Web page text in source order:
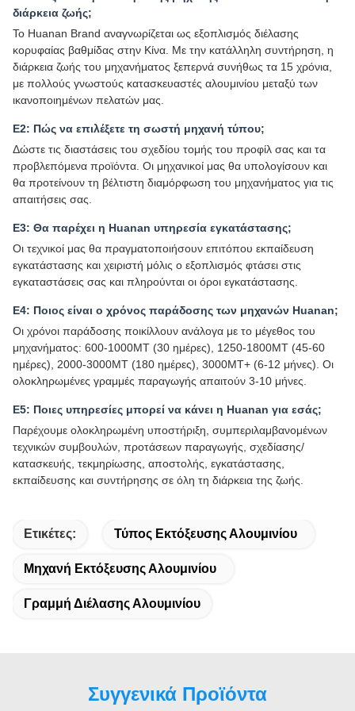
διάρκεια ζωής;
Το Huanan Brand αναγνωρίζεται ως εξοπλισμός διέλασης
κορυφαίας βαθμίδας στην Κίνα. Με την κατάλληλη συντήρηση, η
διάρκεια ζωής του μηχανήματος ξεπερνά συνήθως τα 15 χρόνια,
με πολλούς γνωστούς κατασκευαστές αλουμινίου μεταξύ των
ικανοποιημένων πελατών μας.
Ε2: Πώς να επιλέξετε τη σωστή μηχανή τύπου;
Δώστε τις διαστάσεις του σχεδίου τομής του προφίλ σας και τα
προβλεπόμενα προϊόντα. Οι μηχανικοί μας θα υπολογίσουν και
θα προτείνουν τη βέλτιστη διαμόρφωση του μηχανήματος για τις
απαιτήσεις σας.
Ε3: Θα παρέχει η Huanan υπηρεσία εγκατάστασης;
Οι τεχνικοί μας θα πραγματοποιήσουν επιτόπου εκπαίδευση
εγκατάστασης και χειριστή μόλις ο εξοπλισμός φτάσει στις
εγκαταστάσεις σας και πληρούνται οι όροι εγκατάστασης.
Ε4: Ποιος είναι ο χρόνος παράδοσης των μηχανών Huanan;
Οι χρόνοι παράδοσης ποικίλλουν ανάλογα με το μέγεθος του
μηχανήματος: 600-1000MT (30 ημέρες), 1250-1800MT (45-60
ημέρες), 2000-3000MT (180 ημέρες), 3000MT+ (6-12 μήνες). Οι
ολοκληρωμένες γραμμές παραγωγής απαιτούν 3-10 μήνες.
Ε5: Ποιες υπηρεσίες μπορεί να κάνει η Huanan για εσάς;
Παρέχουμε ολοκληρωμένη υποστήριξη, συμπεριλαμβανομένων
τεχνικών συμβουλών, προτάσεων παραγωγής, σχεδίασης/
κατασκευής, τεκμηρίωσης, αποστολής, εγκατάστασης,
εκπαίδευσης και συντήρησης σε όλη τη διάρκεια της ζωής.
Ετικέτες: Τύπος Εκτόξευσης Αλουμινίου
Μηχανή Εκτόξευσης Αλουμινίου
Γραμμή Διέλασης Αλουμινίου
Συγγενικά Προϊόντα